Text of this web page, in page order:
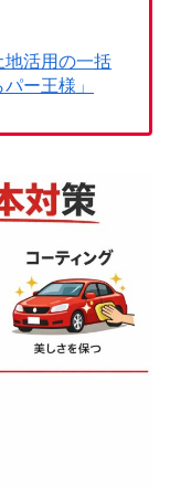
活用の一括
ー王様」